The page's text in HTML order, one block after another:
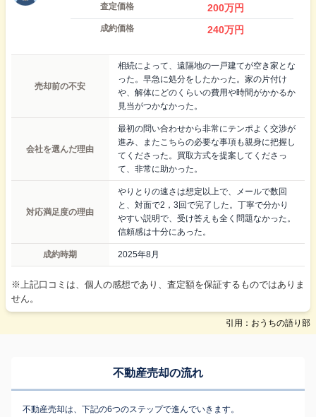
査定価格
200万円
成約価格 240万円
売却前の不安
相続によって、遠隔地の一戸建てが空き家とな
った。早急に処分をしたかった。家の片付け
や、解体にどのくらいの費用や時間がかかるか
見当がつかなかった。
会社を選んだ理由
最初の問い合わせから非常にテンポよく交渉が
進み、またこちらの必要な事項も親身に把握し
てくださった。買取方式を提案してくださっ
て、非常に助かった。
対応満足度の理由
やりとりの速さは想定以上で、メールで数回
と、対面で2，3回で完了した。丁寧で分かり
やすい説明で、受け答えも全く問題なかった。
信頼感は十分にあった。
成約時期 2025年8月
※上記口コミは、個人の感想であり、査定額を保証するものではありま
せん。
引用：おうちの語り部
不動産売却の流れ
不動産売却は、下記の6つのステップで進んでいきます。